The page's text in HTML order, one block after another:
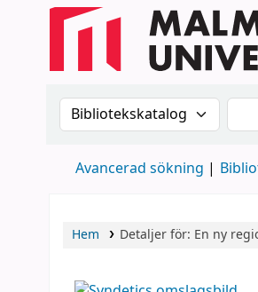
Sök i katalogen efter:
Avancerad sökning
Hem Detaljer för: En ny